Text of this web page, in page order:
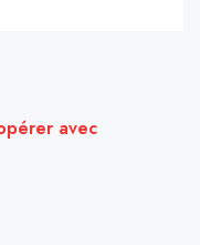
avec